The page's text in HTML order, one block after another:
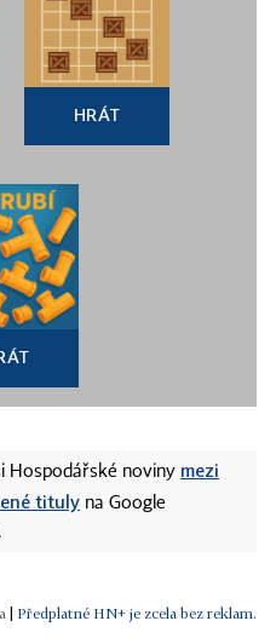
HRÁT
Hospodářské noviny mezi
tituly na Google
Předplatné HN+ je zcela bez reklam.